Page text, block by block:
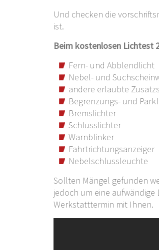
Und checken die
ist.
Beim kostenlosen Lichtest
Fern- und Abblendlicht
Nebel- und
andere erlaubte
Begrenzungs- und
Bremslichter
Schlusslichter
Warnblinker
Fahrtrichtungsanzeiger
Nebelschlussleuchte
Sollten Mängel gefunden
jedoch um eine
Werkstatttermin mit Ihnen.